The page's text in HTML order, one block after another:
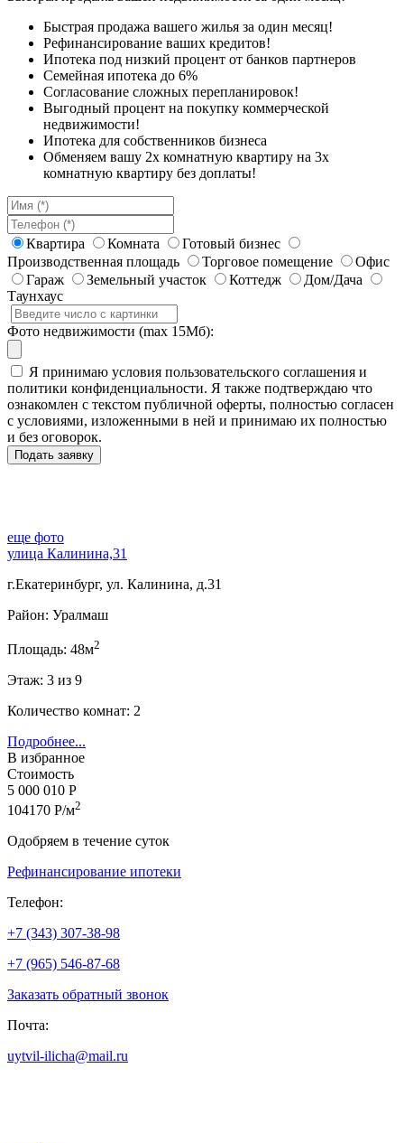
Быстрая продажа вашего жилья за один месяц!
Рефинансирование ваших кредитов!
Ипотека под низкий процент от банков партнеров
Семейная ипотека до 6%
Согласование сложных перепланировок!
Выгодный процент на покупку коммерческой
недвижимости!
Ипотека для собственников бизнеса
Обменяем вашу 2х комнатную квартиру на 3х
комнатную квартиру без доплаты!
Квартира Комната
Готовый бизнес
Производственная площадь
Торговое помещение
Офис
Гараж
Земельный участок Коттедж
Дом/Дача
Таунхаус
Фото недвижимости (max 15Мб):
Я принимаю условия пользовательского соглашения и
политики конфиденциальности. Я также подтверждаю что
ознакомлен с текстом публичной оферты, полностью согласен
с условиями, изложенными в ней и принимаю их полностью
и без оговорок.
еще фото
улица Калинина,31
г.Екатеринбург, ул. Калинина, д.31
Район: Уралмаш
Площадь: 48м2
Этаж: 3 из 9
Количество комнат: 2
Подробнее...
В избранное
Стоимость
5 000 010 Р
104170 Р/м2
Одобряем в течение суток
Рефинансирование ипотеки
Телефон:
+7 (343) 307-38-98
+7 (965) 546-87-68
Заказать обратный звонок
Почта:
uytvil-ilicha@mail.ru